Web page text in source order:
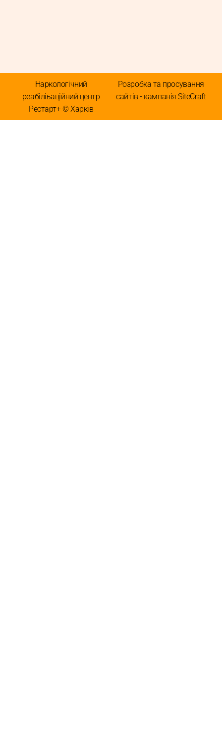
Наркологічний
реабіліьаційний центр
Рестарт+ © Харків
Розробка та просування
сайтів - кампанія SiteCraft